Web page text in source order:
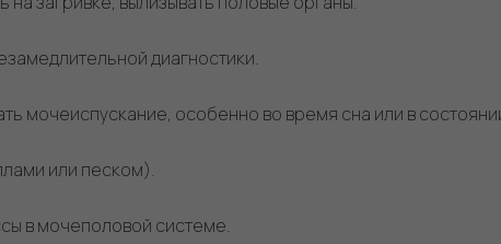
диагностики.
мочеиспускание, особенно во время сна или в
или песком).
в мочеполовой системе.